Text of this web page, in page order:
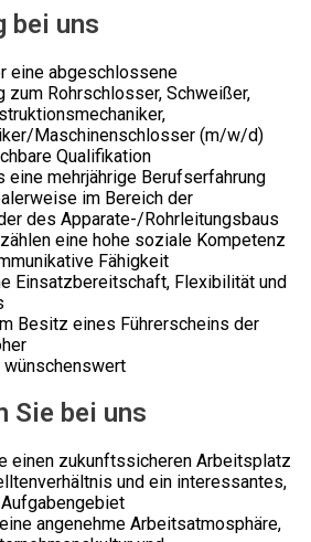
bei uns
eine abgeschlossene
zum Rohrschlosser, Schweißer,
Maschinenschlosser (m/w/d)
Qualifikation
eine mehrjährige Berufserfahrung
im Bereich der
des Apparate-/Rohrleitungsbaus
eine hohe soziale Kompetenz
Fähigkeit
Einsatzbereitschaft, Flexibilität und
Besitz eines Führerscheins der
Sie bei uns
einen zukunftssicheren Arbeitsplatz
und ein interessantes,
angenehme Arbeitsatmosphäre,